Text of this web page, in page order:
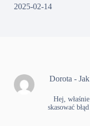
2025-02-14
Dorota -
Hej,
skasować